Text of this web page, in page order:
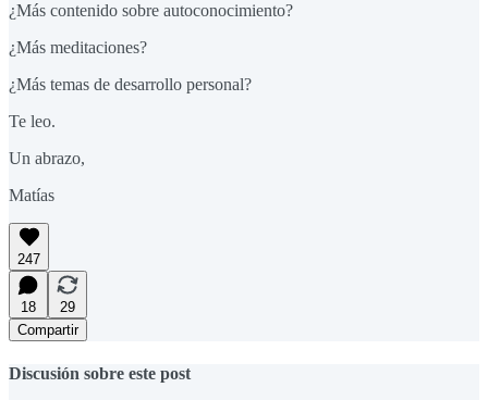
¿Más contenido sobre autoconocimiento?
¿Más meditaciones?
¿Más temas de desarrollo personal?
Te leo.
Un abrazo,
Matías
247
18
29
Compartir
Discusión sobre este post